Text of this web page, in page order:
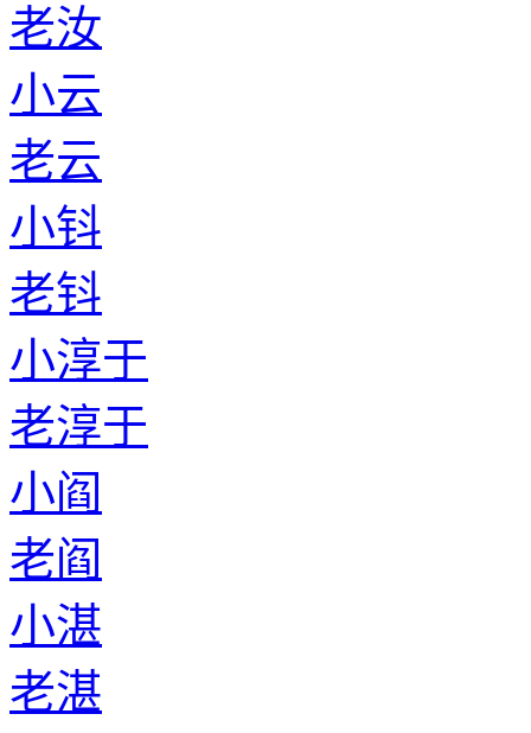
老汝
小云
老云
小钭
老钭
小淳于
老淳于
小阎
老阎
小湛
老湛